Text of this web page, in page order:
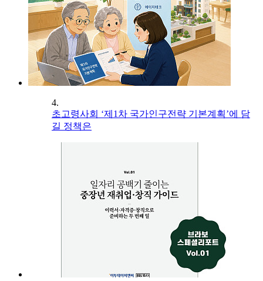
4.
초고령사회 ‘제1차 국가인구전략 기본계획’에 담
길 정책은